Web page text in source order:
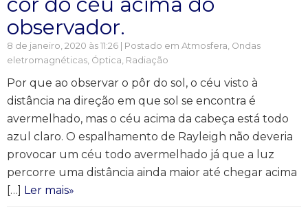
observador.
8 de janeiro, 2020 às 11:26 | Postado em Atmosfera, Ondas
eletromagnéticas, Óptica, Radiação
Por que ao observar o pôr do sol, o céu visto à
distância na direção em que sol se encontra é
avermelhado, mas o céu acima da cabeça está todo
azul claro. O espalhamento de Rayleigh não deveria
provocar um céu todo avermelhado já que a luz
percorre uma distância ainda maior até chegar acima
[…] Ler mais»